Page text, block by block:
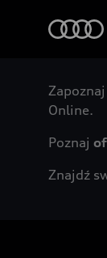
Online.
Poznaj
Znajdź